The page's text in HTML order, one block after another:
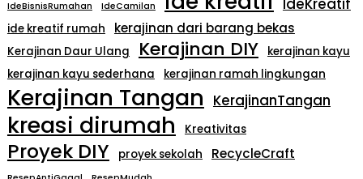
IdeBisnisRumahan IdeCamilan IdeKreatif
ide kreatif rumah kerajinan dari barang bekas
Kerajinan Daur Ulang Kerajinan DIY
kerajinan kayu
kerajinan kayu sederhana
kerajinan ramah lingkungan
Kerajinan Tangan KerajinanTangan
kreasi dirumah Kreativitas
Proyek DIY proyek sekolah RecycleCraft